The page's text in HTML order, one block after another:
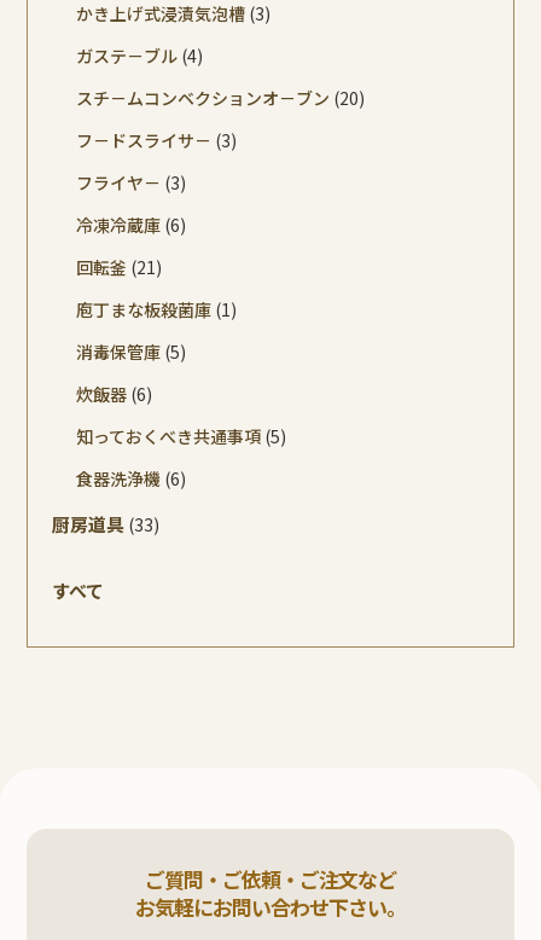
かき上げ式浸漬気泡槽 (3)
ガステ－ブル (4)
スチ－ムコンベクションオ－ブン (20)
フ－ドスライサ－ (3)
フライヤ－ (3)
冷凍冷蔵庫 (6)
回転釜 (21)
庖丁まな板殺菌庫 (1)
消毒保管庫 (5)
炊飯器 (6)
知っておくべき共通事項 (5)
食器洗浄機 (6)
厨房道具 (33)
すべて
ご質問・ご依頼・ご注文など
お気軽にお問い合わせ下さい。